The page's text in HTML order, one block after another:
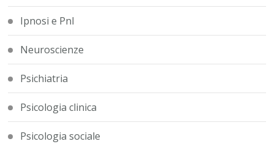
Ipnosi e Pnl
Neuroscienze
Psichiatria
Psicologia clinica
Psicologia sociale